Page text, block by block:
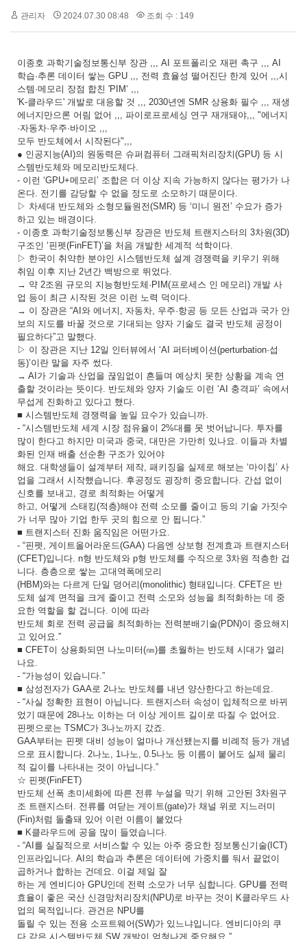
관리자 2024.07.30 08:48 조회 수 : 149
이종호 과학기술정보통신부 장관 ,,, AI 포트폴리오 재편 촉구 ,,, AI
학습·추론 데이터 쌓는 GPU ,,, 전력 효율성 떨어진단 한계 있어 ,,,시
스템·메모리 장점 합친 'PIM‘ ,,,
'K-클라우드' 개발로 대응할 것 ,,, 2030년엔 SMR 상용화 필수 ,,, 재생
에너지만으론 어림 없어 ,,, 파이로프로세싱 연구 재개돼야,,, "에너지
·자동차·우주·바이오 ,,,
모두 반도체에서 시작된다",,,
● 인공지능(AI)의 원동력은 슈퍼컴퓨터 그래픽처리장치(GPU) 등 시
스템반도체와 메모리반도체다.
- 이런 ‘GPU+메모리’ 조합은 더 이상 지속 가능하지 않다는 평가가 나
온다. 전기를 감당할 수 없을 정도로 소모하기 때문이다.
▷ 차세대 반도체와 소형모듈원전(SMR) 등 ‘미니 원전’ 수요가 증가
하고 있는 배경이다.
- 이종호 과학기술정보통신부 장관은 반도체 트랜지스터의 3차원(3D)
구조인 ‘핀펫(FinFET)’을 처음 개발한 세계적 석학이다.
▷ 한국이 취약한 분야인 시스템반도체 설계 경쟁력을 키우기 위해
취임 이후 지난 2년간 백방으로 뛰었다.
→ 약 2조원 규모의 지능형반도체·PIM(프로세스 인 메모리) 개발 사
업 등이 최근 시작된 것은 이런 노력 덕이다.
→ 이 장관은 “AI와 에너지, 자동차, 우주·항공 등 모든 산업과 국가 안
보의 지도를 바꿀 것으로 기대되는 양자 기술도 결국 반도체 공정이
필요하다”고 말했다.
▷ 이 장관은 지난 12일 인터뷰에서 ‘AI 퍼터베이션(perturbation·섭
동)’이란 말을 자주 썼다.
→ AI가 기술과 산업을 끊임없이 흔들며 예상치 못한 상황을 계속 연
출할 것이라는 뜻이다. 반도체와 양자 기술도 이런 ‘AI 충격파’ 속에서
무섭게 진화하고 있다고 했다.
■ 시스템반도체 경쟁력을 높일 묘수가 있습니까.
- “시스템반도체 세계 시장 점유율이 2%대를 못 벗어납니다. 투자를
많이 한다고 하지만 미국과 중국, 대만은 가만히 있나요. 이들과 차별
화된 인재 배출 선순환 구조가 있어야
해요. 대학생들이 설계부터 제작, 패키징을 실제로 해보는 ‘마이칩’ 사
업을 그래서 시작했습니다. 후공정도 굉장히 중요합니다. 간섭 없이
신호를 보내고, 경로 최적화는 어떻게
하고, 어떻게 스태킹(적층)해야 전력 소모를 줄이고 등의 기술 가짓수
가 너무 많아 기업 한두 곳의 힘으로 안 됩니다.”
■ 트랜지스터 진화 움직임은 어떤가요.
- “핀펫, 게이트올어라운드(GAA) 다음엔 상보형 전계효과 트랜지스터
(CFET)입니다. n형 반도체와 p형 반도체를 수직으로 3차원 적층한 겁
니다. 층층으로 쌓는 고대역폭메모리
(HBM)와는 다르게 단일 덩어리(monolithic) 형태입니다. CFET은 반
도체 설계 면적을 크게 줄이고 전력 소모와 성능을 최적화하는 데 중
요한 역할을 할 겁니다. 이에 따라
반도체 회로 전력 공급을 최적화하는 전력분배기술(PDN)이 중요해지
고 있어요.”
■ CFET이 상용화되면 나노미터(㎚)를 초월하는 반도체 시대가 열리
나요.
- “가능성이 있습니다.”
■ 삼성전자가 GAA로 2나노 반도체를 내년 양산한다고 하는데요.
- “사실 정확한 표현이 아닙니다. 트랜지스터 속성이 입체적으로 바뀌
었기 때문에 28나노 이하는 더 이상 게이트 길이로 따질 수 없어요.
핀펫으로는 TSMC가 3나노까지 갔죠.
GAA부터는 핀펫 대비 성능이 얼마나 개선됐는지를 비례적 등가 개념
으로 표시합니다. 2나노, 1나노, 0.5나노 등 이름이 붙어도 실제 물리
적 길이를 나타내는 것이 아닙니다.”
☆ 핀펫(FinFET)
반도체 선폭 초미세화에 따른 전류 누설을 막기 위해 고안된 3차원구
조 트랜지스터. 전류를 여닫는 게이트(gate)가 채널 위로 지느러미
(Fin)처럼 돌출돼 있어 이런 이름이 붙었다
■ K클라우드에 공을 많이 들였습니다.
- “AI를 실질적으로 서비스할 수 있는 아주 중요한 정보통신기술(ICT)
인프라입니다. AI의 학습과 추론은 데이터에 가중치를 둬서 끝없이
곱하거나 합하는 건데요. 이걸 제일 잘
하는 게 엔비디아 GPU인데 전력 소모가 너무 심합니다. GPU를 전력
효율이 좋은 국산 신경망처리장치(NPU)로 바꾸는 것이 K클라우드 사
업의 목적입니다. 관건은 NPU를
돌릴 수 있는 전용 소프트웨어(SW)가 있느냐입니다. 엔비디아의 쿠
다 같은 시스템반도체 SW 개발이 엄청나게 중요해요.”